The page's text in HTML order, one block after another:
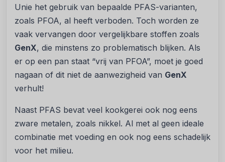
Unie het gebruik van bepaalde PFAS-varianten,
zoals PFOA, al heeft verboden. Toch worden ze
vaak vervangen door vergelijkbare stoffen zoals
GenX, die minstens zo problematisch blijken. Als
er op een pan staat “vrij van PFOA”, moet je goed
nagaan of dit niet de aanwezigheid van GenX
verhult!
Naast PFAS bevat veel kookgerei ook nog eens
zware metalen, zoals nikkel. Al met al geen ideale
combinatie met voeding en ook nog eens schadelijk
voor het milieu.